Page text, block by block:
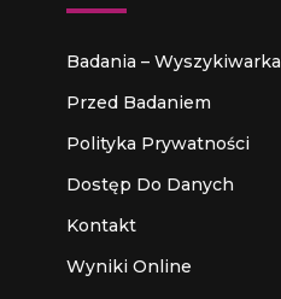
Badania – Wyszykiwarka
Przed Badaniem
Polityka Prywatności
Dostęp Do Danych
Kontakt
Wyniki Online